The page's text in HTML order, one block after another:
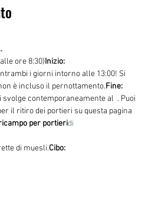
ore 8:30)Inizio:
è incluso il pernottamento.Fine:
svolge contemporaneamente al . Puoi
il ritiro dei portieri su questa pagina
campo per portieridi
di muesli.Cibo: